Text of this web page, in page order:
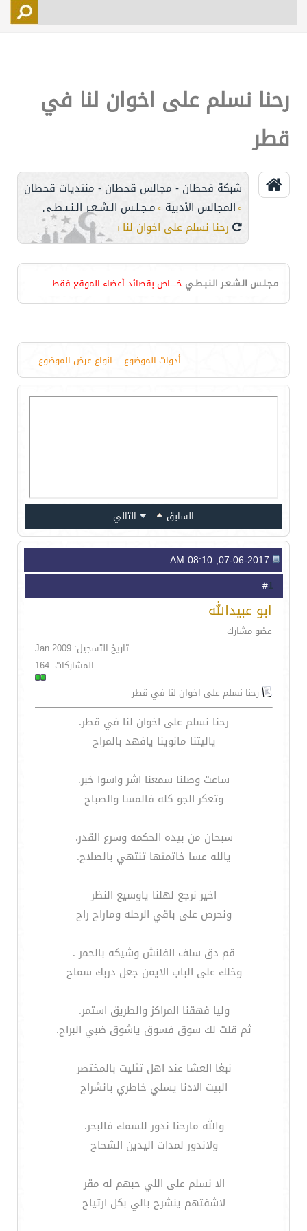
اتصل بنا
رحنا نسلم على اخوان لنا في
قطر
شبكة قحطان - مجالس قحطان - منتديات قحطان
> المجالس الأدبية > مـجـلـس الـشـعـر الـنـبـطـي
رحنا نسلم على اخوان لنا في قطر
مـجـلـس الـشـعـر الـنـبـطـي خـــــاص بقصائد أعضاء الموقع فقط
أدوات الموضوع انواع عرض الموضوع
السابق التالي
1
ابو عبيدالله
عضو مشارك
تاريخ التسجيل: Jan 2009
المشاركات: 164
رحنا نسلم على اخوان لنا في قطر
رحنا نسلم على اخوان لنا في قطر.
ياليتنا مانوينا يافهد بالمراح
ساعت وصلنا سمعنا اشر واسوا خبر.
وتعكر الجو كله فالمسا والصباح
سبحان من بيده الحكمه وسرع القدر.
يالله عسا خاتمتها تنتهي بالصلاح.
اخير نرجع لهلنا ياوسيع النظر
ونحرص على باقي الرحله وماراح راح
قم دق سلف الفلنش وشيكه بالحمر .
وخلك على الباب الايمن جعل دربك سماح
وليا فهقنا المراكز والطريق استمر.
ثم قلت لك سوق فسوق ياشوق ضبي البراح.
نبغا العشا عند اهل تثليت بالمختصر
البيت الادنا يسلي خاطري بانشراح
والله مارحنا ندور للسمك فالبحر.
ولاندور لمدات اليدين الشحاح
الا نسلم على اللي حبهم له مقر
لاشفتهم ينشرح بالي بكل ارتياح